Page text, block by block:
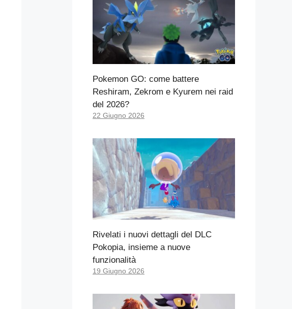
Pokemon GO: come battere
Reshiram, Zekrom e Kyurem nei raid
del 2026?
22 Giugno 2026
Rivelati i nuovi dettagli del DLC
Pokopia, insieme a nuove
funzionalità
19 Giugno 2026